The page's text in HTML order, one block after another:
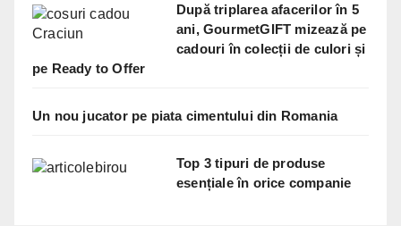
După triplarea afacerilor în 5
ani, GourmetGIFT mizează pe
cadouri în colecții de culori și
pe Ready to Offer
Un nou jucator pe piata cimentului din Romania
Top 3 tipuri de produse
esențiale în orice companie